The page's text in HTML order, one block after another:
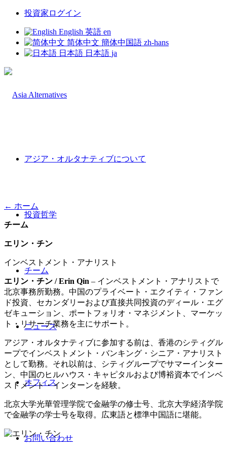
投資家ログイン
English 英語 en
简体中文 簡体中国語 zh-hans
日本語 日本語 ja
アジア・オルタナティブについて
投資哲学
チーム
ニュース
オフィス
お問い合わせ
← ホーム
チーム
エリン・チン
インベストメント・アナリスト
エリン・チン / Erin Qin – インベストメント・アナリストで
北京事務所勤務。中国のプライベート・エクイティ・ファン
ド投資、セカンダリーおよび直接共同投資のディール・エグ
ゼキューション、ポートフォリオ・マネジメント、マーケッ
ト・リサーチ業務を主にサポート。
アジア・オルタナティブに参加する前は、香港のシティグル
ープでインベストメント・バンキング・シニア・アナリスト
として勤務。それ以前は、シティグループでサマーインター
ン、中国のヒルハウス・キャピタルおよび博裕資本でインベ
ストメント・インターンを経験。
北京大学光華管理学院で金融学の修士号、北京大学経済学院
で金融学の学士号を取得。広東語と標準中国語に堪能。